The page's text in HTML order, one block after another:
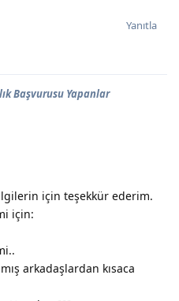
Yanıtla
Başvurusu Yapanlar
için teşekkür ederim.
için:
arkadaşlardan kısaca